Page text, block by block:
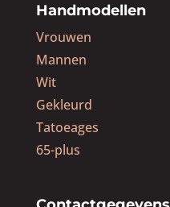
Handmodellen
Vrouwen
Mannen
Wit
Gekleurd
Tatoeages
65-plus